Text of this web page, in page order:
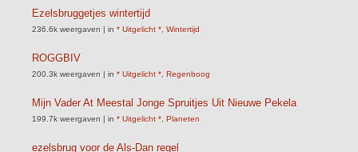
Ezelsbruggetjes wintertijd
236.6k weergaven | in * Uitgelicht * Wintertijd
ROGGBIV
200.3k weergaven | in * Uitgelicht * Regenboog
Mijn Vader At Meestal Jonge Spruitjes Uit Nieuwe Pekela
199.7k weergaven | in * Uitgelicht * Planeten
ezelsbrug voor de Als-Dan regel